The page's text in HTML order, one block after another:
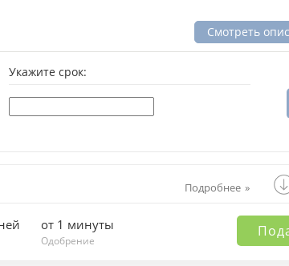
Смотреть
Укажите срок:
Подробнее
от 1 минуты
Одобрение